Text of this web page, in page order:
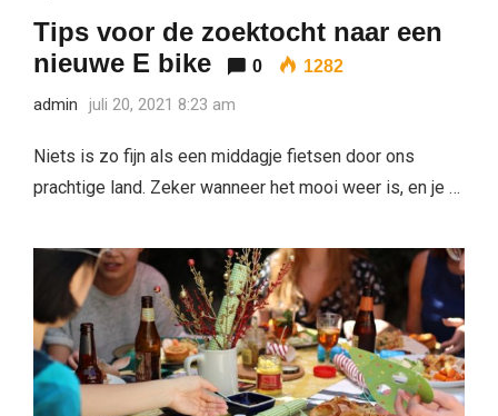
Tips voor de zoektocht naar een
nieuwe E bike
0 1282
admin juli 20, 2021 8:23 am
Niets is zo fijn als een middagje fietsen door ons
prachtige land. Zeker wanneer het mooi weer is, en je …